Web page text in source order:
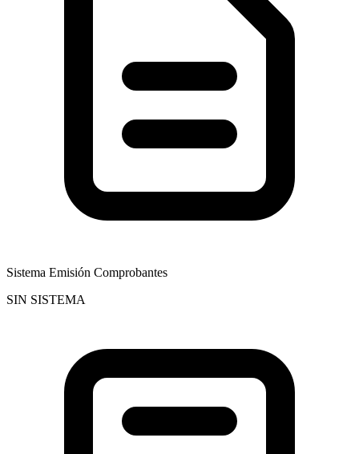
Sistema Emisión Comprobantes
SIN SISTEMA